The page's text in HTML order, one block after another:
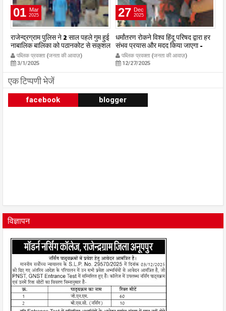
01 Mar
2025
राजेन्द्रग्राम पुलिस ने 2 साल पहले गुम हुई
नाबालिक बालिका को पठानकोट से सकुशल
किया दस्तयाब
publicpravakta.com
पब्लिक प्रवक्ता (जनता की आवाज़)
3/1/2025
27 Dec
2025
धर्मांतरण रोकने विश्व हिंदू परिषद द्वारा हर
संभव प्रयास और मदद किया जाएगा -
जिलाध्यक्ष हर्ष छाबरिया
publicpravakta.com
पब्लिक प्रवक्ता (जनता की आवाज़)
12/27/2025
एक टिप्पणी भेजें
facebook blogger
विज्ञापन